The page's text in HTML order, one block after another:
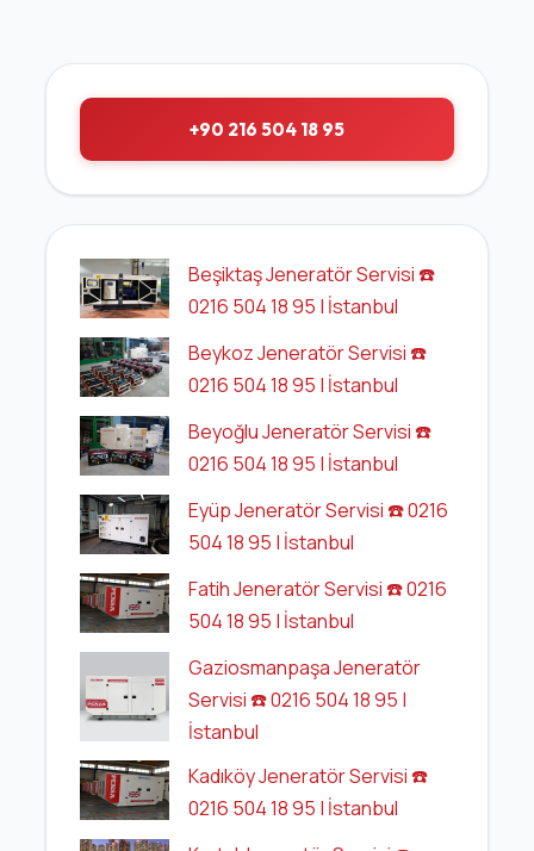
+90 216 504 18 95
Beşiktaş Jeneratör Servisi ☎️
0216 504 18 95 | İstanbul
Beykoz Jeneratör Servisi ☎️
0216 504 18 95 | İstanbul
Beyoğlu Jeneratör Servisi ☎️
0216 504 18 95 | İstanbul
Eyüp Jeneratör Servisi ☎️ 0216
504 18 95 | İstanbul
Fatih Jeneratör Servisi ☎️ 0216
504 18 95 | İstanbul
Gaziosmanpaşa Jeneratör
Servisi ☎️ 0216 504 18 95 |
İstanbul
Kadıköy Jeneratör Servisi ☎️
0216 504 18 95 | İstanbul